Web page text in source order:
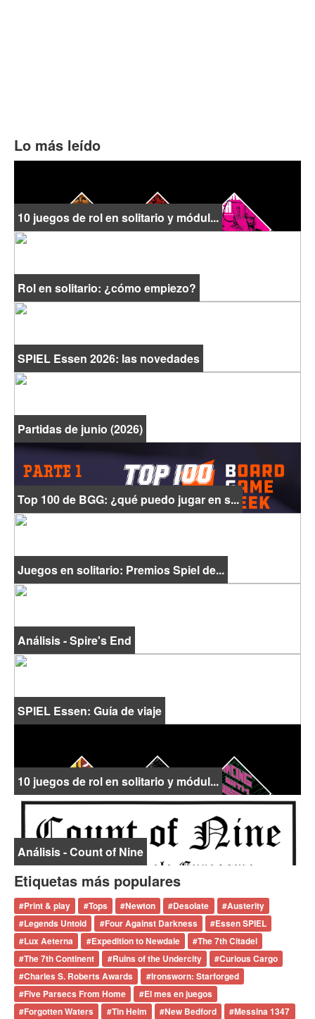
Lo más leído
10 juegos de rol en solitario y módul...
Rol en solitario: ¿cómo empiezo?
SPIEL Essen 2026: las novedades
Partidas de junio (2026)
Top 100 de BGG: ¿qué puedo jugar en s...
Juegos en solitario: Premios Spiel de...
Análisis - Spire's End
SPIEL Essen: Guía de viaje
10 juegos de rol en solitario y módul...
Análisis - Count of Nine
Etiquetas más populares
#Print & play #Tops #Newton #Desolate #Austerity
#Legends Untold #Four Against Darkness #Essen SPIEL
#Lux Aeterna #Expedition to Newdale #The 7th Citadel
#The 7th Continent #Ruins of the Undercity #Curious Cargo
#Charles S. Roberts Awards #Ironsworn: Starforged
#Five Parsecs From Home #El mes en juegos
#Forgotten Waters #Tin Helm #New Bedford #Messina 1347